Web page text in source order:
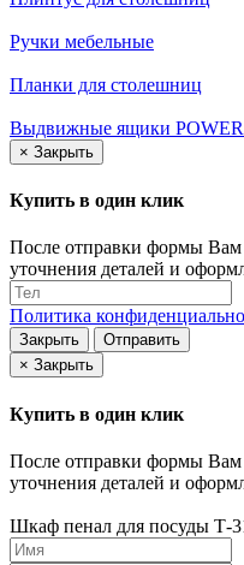
Ручки мебельные
Планки для столешниц
Выдвижные ящики
× Закрыть
Купить в один клик
После отправки формы Вам
уточнения деталей и
Политика
Закрыть
Отправить
× Закрыть
Купить в один клик
После отправки формы Вам
уточнения деталей и
Шкаф пенал для посуды Т-